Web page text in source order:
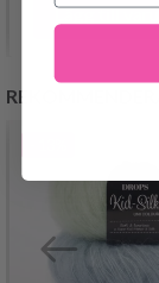
Lägg till